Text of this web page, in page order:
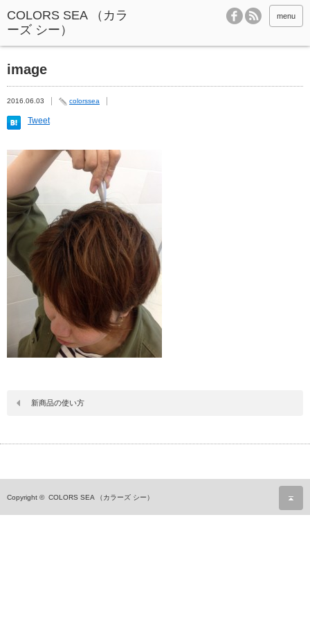
menu
image
2016.06.03 colorssea
Tweet
新商品の使い方
Copyright © COLORS SEA （カラーズ シー）